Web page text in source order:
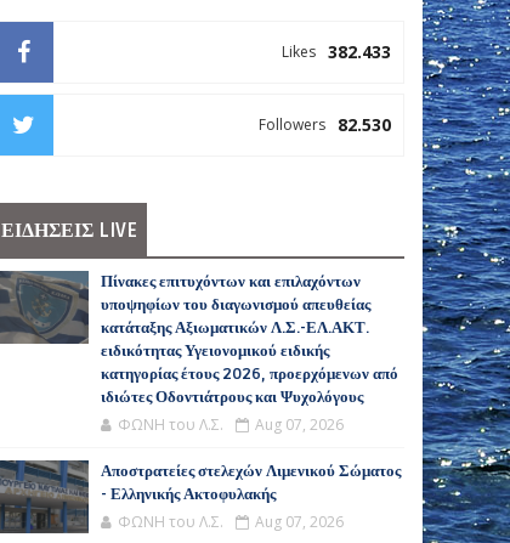
382.433
Likes
82.530
Followers
ΕΙΔΗΣΕΙΣ LIVE
Πίνακες επιτυχόντων και επιλαχόντων
υποψηφίων του διαγωνισμού απευθείας
κατάταξης Αξιωματικών Λ.Σ.-ΕΛ.ΑΚΤ.
ειδικότητας Υγειονομικού ειδικής
κατηγορίας έτους 2026, προερχόμενων από
ιδιώτες Οδοντιάτρους και Ψυχολόγους
ΦΩΝΗ του Λ.Σ. Aug 07, 2026
Αποστρατείες στελεχών Λιμενικού Σώματος
- Ελληνικής Ακτοφυλακής
ΦΩΝΗ του Λ.Σ. Aug 07, 2026